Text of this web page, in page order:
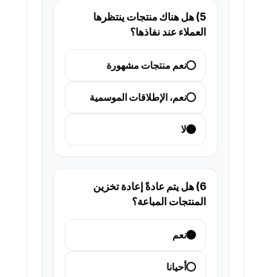
5) هل هناك منتجات ينتظرها
العملاء عند نفاذها؟
نعم منتجات مشهورة
نعم، الإطلاقات الموسمية
لا
6) هل يتم عادةً إعادة تخزين
المنتجات المباعة؟
نعم
أحيانا